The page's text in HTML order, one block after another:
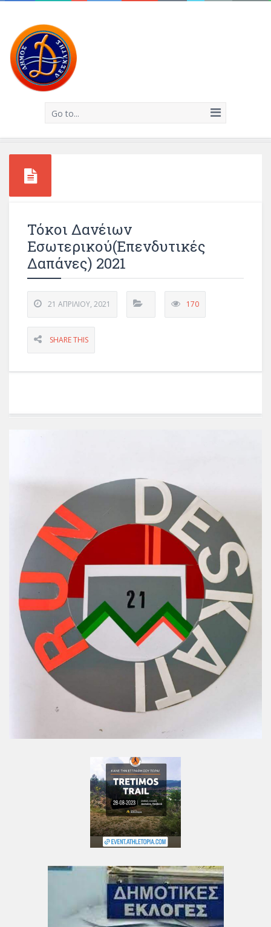
Go to...
Τόκοι Δανέιων
Εσωτερικού(επενδυτικές
Δαπάνες) 2021
21 ΑΠΡΙΛΊΟΥ, 2021 170
SHARE THIS